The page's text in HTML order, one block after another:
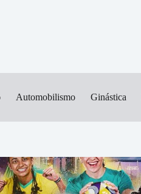
Automobilismo Ginástica